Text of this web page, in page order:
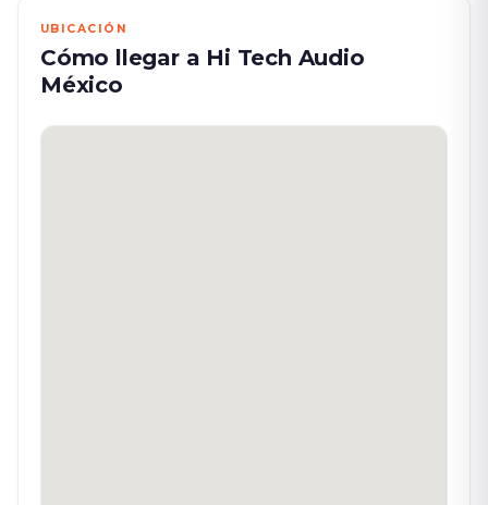
UBICACIÓN
Cómo llegar a Hi Tech Audio
México